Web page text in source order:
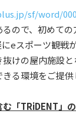
sf/word/
ので、初めて
eスポーツ観戦
けの屋内施設
る環境をご提供
「TRiDENT」